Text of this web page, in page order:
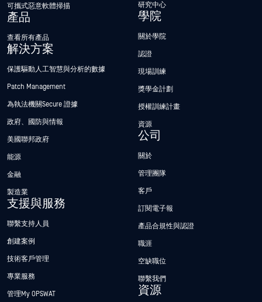
可攜式惡意軟體掃描
產品
查看所有產品
解決方案
保護驅動人工智慧與分析的數據
Patch Management
為執法機關Secure 證據
政府、國防與情報
美國聯邦政府
能源
金融
製造業
支援與服務
聯繫支持人員
創建案例
技術客戶管理
專業服務
管理My OPSWAT
研究中心
學院
關於學院
認證
現場訓練
獎學金計劃
授權訓練計畫
資源
公司
關於
管理團隊
客戶
訂閱電子報
產品合規性與認證
職涯
空缺職位
聯繫我們
資源